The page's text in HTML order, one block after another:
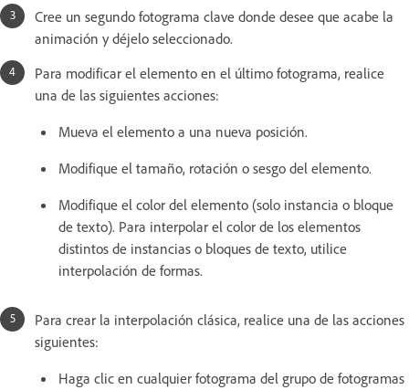
Cree un segundo fotograma clave donde desee que acabe la
animación y déjelo seleccionado.
Para modificar el elemento en el último fotograma, realice
una de las siguientes acciones:
Mueva el elemento a una nueva posición.
Modifique el tamaño, rotación o sesgo del elemento.
Modifique el color del elemento (solo instancia o bloque
de texto). Para interpolar el color de los elementos
distintos de instancias o bloques de texto, utilice
interpolación de formas.
Para crear la interpolación clásica, realice una de las acciones
siguientes:
Haga clic en cualquier fotograma del grupo de fotogramas